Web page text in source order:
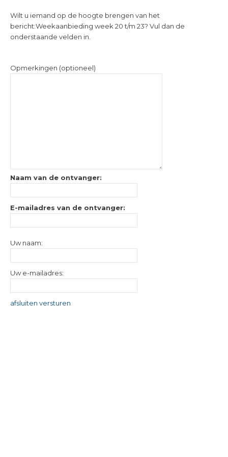
Wilt u iemand op de hoogte brengen van het
bericht:Weekaanbieding week 20 t/m 23? Vul dan de
onderstaande velden in.
Opmerkingen (optioneel)
Naam van de ontvanger:
E-mailadres van de ontvanger:
Uw naam:
Uw e-mailadres:
afsluiten versturen